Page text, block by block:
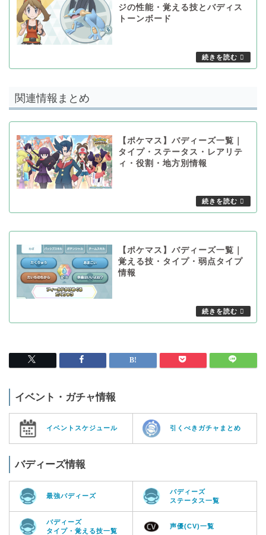
ジの性能・覚える技とバディス
トーンボード
関連情報まとめ
【ポケマス】バディーズ一覧｜
タイプ・ステータス・レアリテ
ィ・役割・地方別情報
【ポケマス】バディーズ一覧｜
覚える技・タイプ・弱点タイプ
情報
イベント・ガチャ情報
イベントスケジュール 引くべきガチャまとめ
バディーズ情報
最強バディーズ
バディーズ
ステータス一覧
バディーズ
タイプ・覚える技一覧
声優(CV)一覧